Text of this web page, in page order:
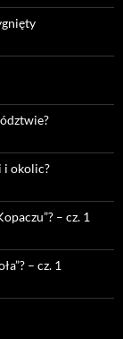
i okolic?
– cz. 1
– cz. 1